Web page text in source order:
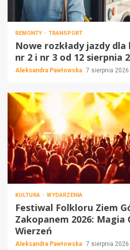
REMONTY TRANSPORT
Nowe rozkłady jazdy
nr 2 i nr 3 od 12 sierpnia
Aleksandra Pawłowska 7 sierpnia 2026
KULTURA WYDARZENIA
Festiwal Folkloru Ziem
Zakopanem 2026: Magia
Wierzeń
Aleksandra Pawłowska 7 sierpnia 2026